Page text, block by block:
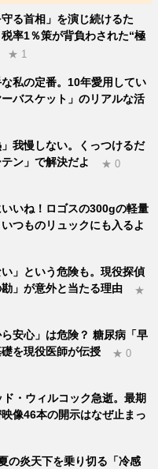
る首相」を演じ続けるた
率1％策が背負わされた“極
★ 1
私の定番。10年愛用してい
バスケット」のリアルな活
我慢しない。くっつけるだ
ン」で解決だよ
★ 0
いね！ロゴスの300gの軽量
つものリュックにも入るよ
」という危険も。現役探偵
」が意外と当たる理由
★
ら安心」は危険？ 糖尿病「早
を現役医師が伝授
★ 0
・ウィルコック急逝。最期
像46本の開示はなぜ止まっ
の炎天下を乗り切る「冷感